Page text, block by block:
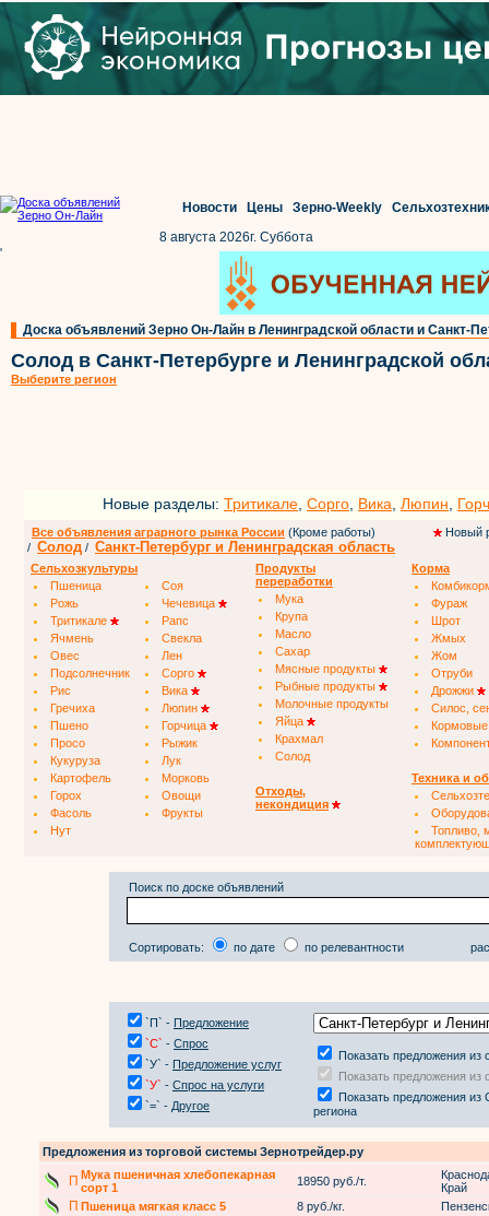
Новости Цены Зерно-Weekly
8 августа 2026г. Суббота
'
Доска объявлений Зерно Он-Лайн в Ленинградской области и Санкт-
Солод в Санкт-Петербурге и Ленинградской
Выберите регион
Новые разделы: Тритикале Сорго Вика Люпин
Все объявления аграрного рынка России (Кроме работы)
Новый
/ Солод / Санкт-Петербург и Ленинградская область
Сельхозкультуры
Пшеница
Соя
Рожь
Чечевица
Тритикале
Рапс
Ячмень
Свекла
Овес
Лен
Подсолнечник
Сорго
Рис
Вика
Гречиха
Люпин
Пшено
Горчица
Просо
Рыжик
Кукуруза
Лук
Картофель
Морковь
Горох
Овощи
Фасоль
Фрукты
Нут
Продукты
переработки
Мука
Крупа
Масло
Сахар
Мясные продукты
Рыбные продукты
Молочные продукты
Яйца
Крахмал
Солод
Отходы,
некондиция
Корма
Фураж
Шрот
Жмых
Жом
Отруби
Дрожжи
Силос,
Техника и
Топливо,
Поиск по доске объявлений
Сортировать: по дате по релевантности
`П` - Предложение
`С` - Спрос
`У` - Предложение услуг
`У` - Спрос на услуги
`=` - Другое
Показать предложения из
Показать предложения из
Показать предложения
региона
Предложения из торговой системы Зернотрейдер.ру
П Мука пшеничная хлебопекарная
сорт 1
18950 руб./т.
Край
П Пшеница мягкая класс 5 8 руб./кг.